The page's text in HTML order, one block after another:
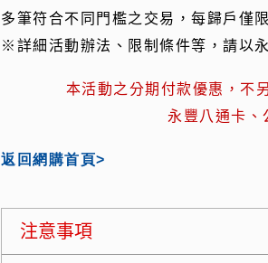
多筆符合不同門檻之交易，每歸戶僅
※詳細活動辦法、限制條件等，請以
本活動之分期付款優惠，不
永豐八通卡、
返回網購首頁>
注意事項